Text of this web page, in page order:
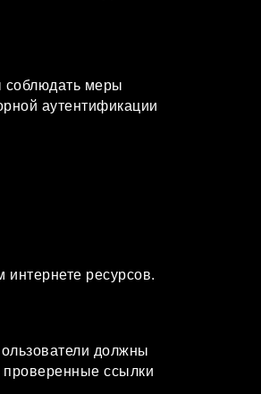
соблюдать меры
аутентификации
ресурсов.
должны
проверенные ссылки